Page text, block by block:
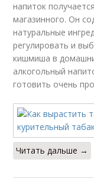
напиток
магазинного. Он
натуральные
регулировать и
кишмиша в
алкогольный
готовить очень
Читать дальше →